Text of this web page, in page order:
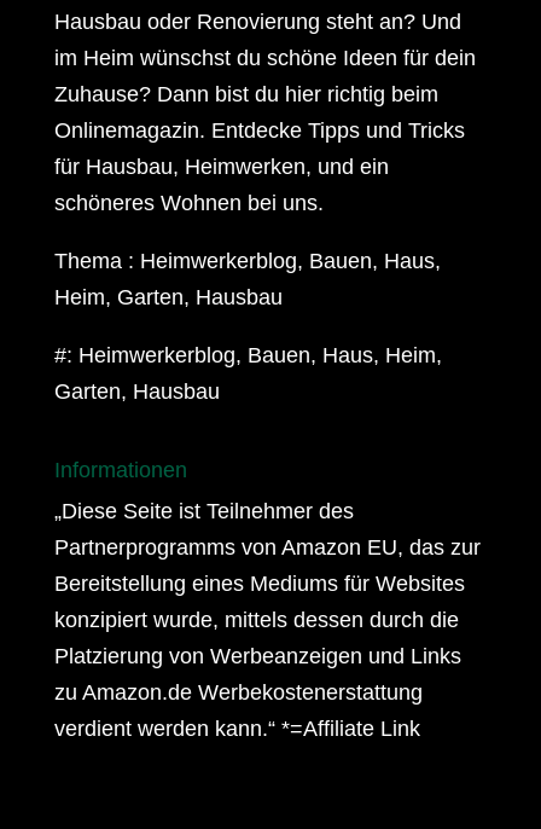
Hausbau oder Renovierung steht an? Und
im Heim wünschst du schöne Ideen für dein
Zuhause? Dann bist du hier richtig beim
Onlinemagazin. Entdecke Tipps und Tricks
für Hausbau, Heimwerken, und ein
schöneres Wohnen bei uns.
Thema : Heimwerkerblog, Bauen, Haus,
Heim, Garten, Hausbau
#: Heimwerkerblog, Bauen, Haus, Heim,
Garten, Hausbau
Informationen
„Diese Seite ist Teilnehmer des
Partnerprogramms von Amazon EU, das zur
Bereitstellung eines Mediums für Websites
konzipiert wurde, mittels dessen durch die
Platzierung von Werbeanzeigen und Links
zu Amazon.de Werbekostenerstattung
verdient werden kann.“ *=Affiliate Link